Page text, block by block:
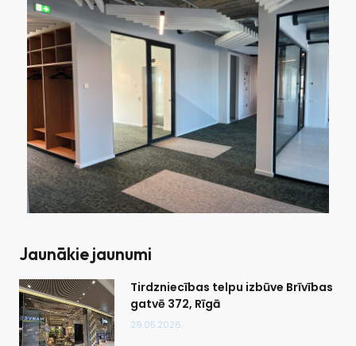
Jaunākie jaunumi
Tirdzniecības telpu izbūve Brīvības
gatvē 372, Rīgā
29.05.2026.